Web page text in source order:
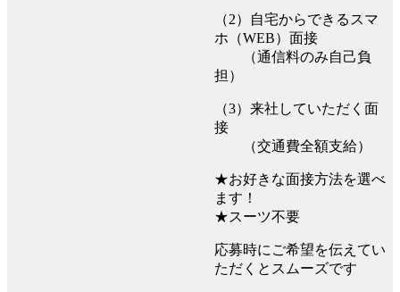
（2）自宅からできるスマ
ホ（WEB）面接
（通信料のみ自己負
担）
（3）来社していただく面
接
（交通費全額支給）
★お好きな面接方法を選べ
ます！
★スーツ不要
応募時にご希望を伝えてい
ただくとスムーズです